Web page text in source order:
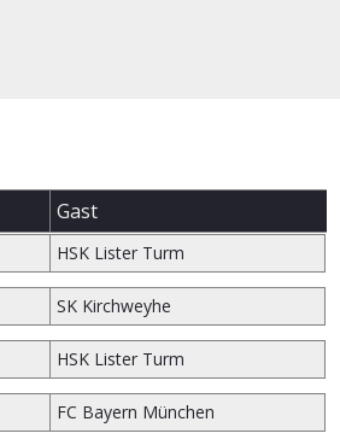
Gast
HSK Lister Turm
SK Kirchweyhe
HSK Lister Turm
FC Bayern München